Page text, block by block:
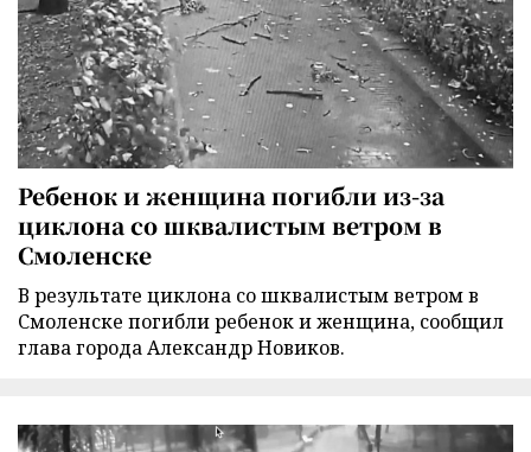
Ребенок и женщина погибли из-за
циклона со шквалистым ветром в
Смоленске
В результате циклона со шквалистым ветром в
Смоленске погибли ребенок и женщина, сообщил
глава города Александр Новиков.